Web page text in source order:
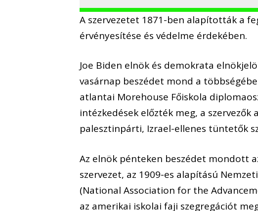
A szervezetet 1871-ben alapították a
érvényesítése és védelme érdekében.
Joe Biden elnök és demokrata
vasárnap beszédet mond a
atlantai Morehouse Főiskola
intézkedések előzték meg, a
palesztinpárti, Izrael-ellenes tüntetők
Az elnök pénteken beszédet mondott
szervezet, az 1909-es alapítású
(National Association for the
az amerikai iskolai faji szegregációt